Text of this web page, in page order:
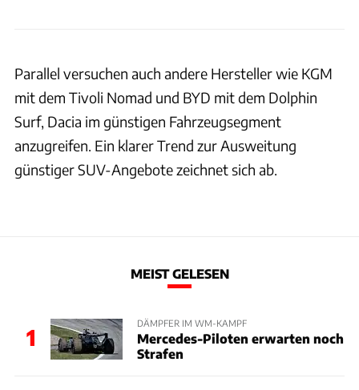
Parallel versuchen auch andere Hersteller wie KGM
mit dem Tivoli Nomad und BYD mit dem Dolphin
Surf, Dacia im günstigen Fahrzeugsegment
anzugreifen. Ein klarer Trend zur Ausweitung
günstiger SUV-Angebote zeichnet sich ab.
MEIST GELESEN
1
DÄMPFER IM WM-KAMPF
Mercedes-Piloten erwarten noch
Strafen